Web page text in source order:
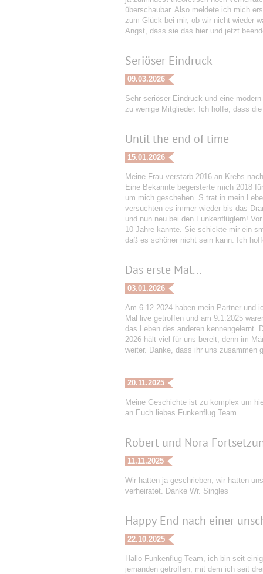
überschaubar. Also meldete ich mich
zum Glück bei mir, ob wir nicht wieder
Angst, dass sie das hier und jetzt
Seriöser Eindruck
09.03.2026
Sehr seriöser Eindruck und eine
zu wenige Mitglieder. Ich hoffe, dass
Until the end of time
15.01.2026
Meine Frau verstarb 2016 an Krebs
Eine Bekannte begeisterte mich 2018
um mich geschehen. S trat in mein
versuchten es immer wieder bis das
und nun neu bei den Funkenflüglern!
10 Jahre kannte. Sie schickte mir ein
daß es schöner nicht sein kann. Ich
Das erste Mal...
03.01.2026
Am 6.12.2024 haben mein Partner und
Mal live getroffen und am 9.1.2025
das Leben des anderen kennengelernt.
2026 hält viel für uns bereit, denn im
weiter. Danke, dass ihr uns zusammen
20.11.2025
Meine Geschichte ist zu komplex um
an Euch liebes Funkenflug Team.
Robert und Nora
11.11.2025
Wir hatten ja geschrieben, wir hatten
verheiratet. Danke Wr. Singles
Happy End nach einer
22.10.2025
Hallo Funkenflug-Team, ich bin seit
jemanden getroffen, mit dem ich seit